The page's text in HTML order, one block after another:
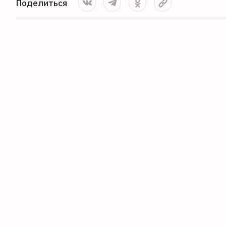
Поделиться